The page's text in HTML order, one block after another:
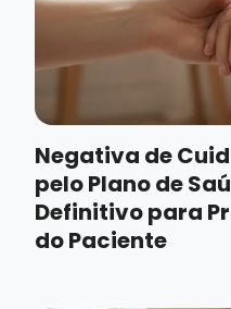
Negativa de
pelo Plano de
Definitivo para
do Paciente